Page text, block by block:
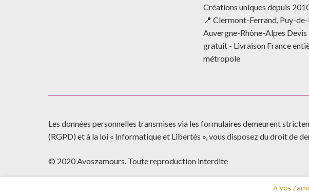
Créations uniques depuis
📍 Clermont-Ferrand, Puy-
Auvergne-Rhône-Alpes Devis
gratuit - Livraison France
métropole
Les données personnelles transmises via les formulaires demeurent
(RGPD) et à la loi « Informatique et Libertés », vous disposez du droit de
© 2020 Avoszamours. Toute reproduction interdite
À Vos